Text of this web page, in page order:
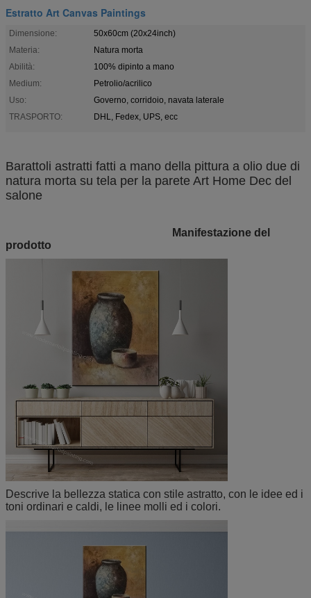
Estratto Art Canvas Paintings
Dimensione:
50x60cm (20x24inch)
Materia:
Natura morta
Abilità:
100% dipinto a mano
Medium:
Petrolio/acrilico
Uso:
Governo, corridoio, navata laterale
TRASPORTO:
DHL, Fedex, UPS, ecc
Barattoli astratti fatti a mano della pittura a olio due di
natura morta su tela per la parete Art Home Dec del
salone
Manifestazione del
prodotto
Descrive la bellezza statica con stile astratto, con le idee ed i
toni ordinari e caldi, le linee molli ed i colori.